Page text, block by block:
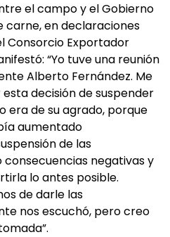
el campo y el Gobierno
carne, en declaraciones
Consorcio Exportador
“Yo tuve una reunión
Alberto Fernández. Me
decisión de suspender
era de su agrado, porque
aumentado
de las
negativas y
lo antes posible.
de darle las
nos escuchó, pero creo